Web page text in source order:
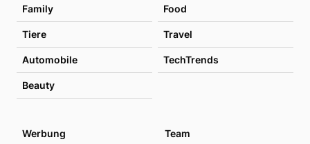
Family Food
Tiere Travel
Automobile TechTrends
Beauty
Werbung
Team